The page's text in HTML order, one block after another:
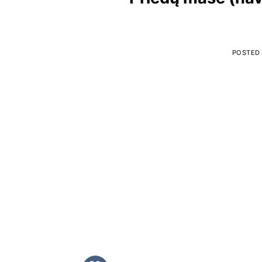
POSTED